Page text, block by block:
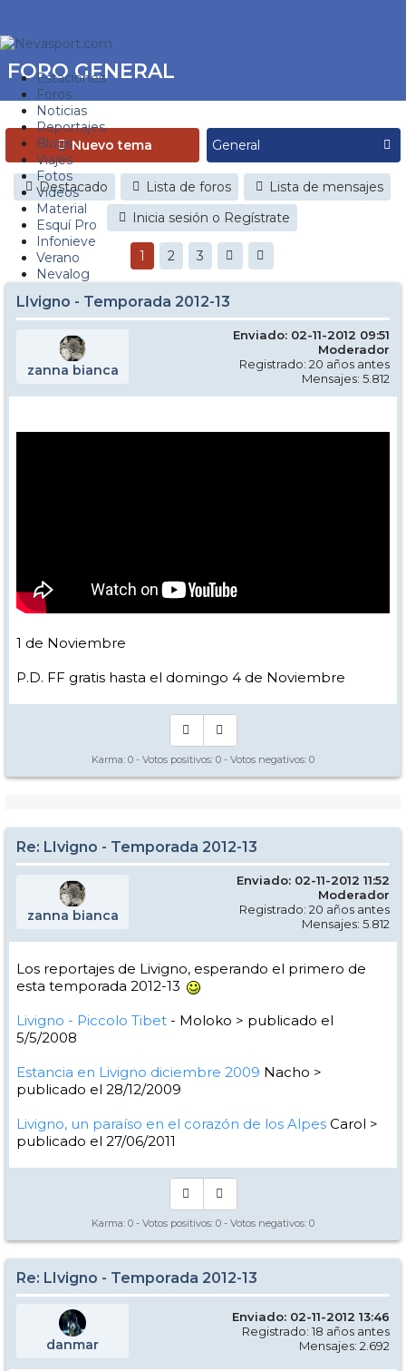
Estaciones
Foros
Noticias
Reportajes
Blogs
Viajes
Fotos
Videos
Material
Esquí Pro
Infonieve
Verano
Nevalog
FORO GENERAL
Nuevo tema
Destacado Lista de foros
Lista de mensajes
Inicia sesión o Regístrate
1 2 3
LIvigno - Temporada 2012-13
zanna bianca
Enviado: 02-11-2012 09:51
Moderador
Registrado: 20 años antes
Mensajes: 5.812
1 de Noviembre
P.D. FF gratis hasta el domingo 4 de Noviembre
Karma: 0 - Votos positivos: 0 - Votos negativos: 0
Re: LIvigno - Temporada 2012-13
zanna bianca
Enviado: 02-11-2012 11:52
Moderador
Registrado: 20 años antes
Mensajes: 5.812
Los reportajes de Livigno, esperando el primero de
esta temporada 2012-13
Livigno - Piccolo Tibet - Moloko > publicado el
5/5/2008
Estancia en Livigno diciembre 2009 Nacho >
publicado el 28/12/2009
Livigno, un paraíso en el corazón de los Alpes Carol >
publicado el 27/06/2011
Karma: 0 - Votos positivos: 0 - Votos negativos: 0
Re: LIvigno - Temporada 2012-13
danmar
Enviado: 02-11-2012 13:46
Registrado: 18 años antes
Mensajes: 2.692